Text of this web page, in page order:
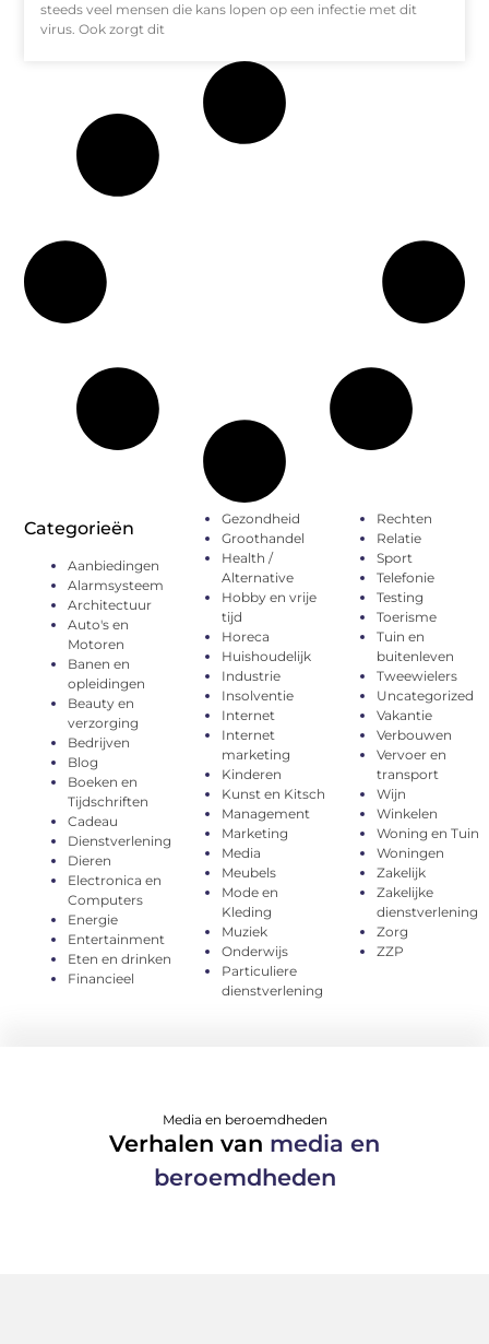
steeds veel mensen die kans lopen op een infectie met dit
virus. Ook zorgt dit
Categorieën
Aanbiedingen
Alarmsysteem
Architectuur
Auto's en
Motoren
Banen en
opleidingen
Beauty en
verzorging
Bedrijven
Blog
Boeken en
Tijdschriften
Cadeau
Dienstverlening
Dieren
Electronica en
Computers
Energie
Entertainment
Eten en drinken
Financieel
Gezondheid
Groothandel
Health /
Alternative
Hobby en vrije
tijd
Horeca
Huishoudelijk
Industrie
Insolventie
Internet
Internet
marketing
Kinderen
Kunst en Kitsch
Management
Marketing
Media
Meubels
Mode en
Kleding
Muziek
Onderwijs
Particuliere
dienstverlening
Rechten
Relatie
Sport
Telefonie
Testing
Toerisme
Tuin en
buitenleven
Tweewielers
Uncategorized
Vakantie
Verbouwen
Vervoer en
transport
Wijn
Winkelen
Woning en Tuin
Woningen
Zakelijk
Zakelijke
dienstverlening
Zorg
ZZP
Media en beroemdheden
Verhalen van media en
beroemdheden